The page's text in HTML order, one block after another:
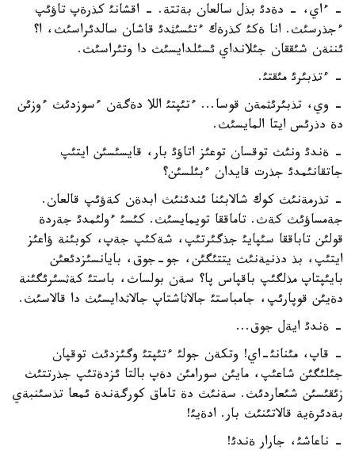
- ءاي، - دةدئ بذل سالعان بةتتة. - اقشانئ كذرةپ تاؤئپ
ءجذرسئث. انا ةكئ كذرةك ءتئسئثدئ قاشان سالدئراسئث، ا؟
ئننةن شئققان جئلانداي ئسئلدايسئث دا وتئراسئث.
- ءتذبئرئ مئقتئ.
- وي، تذبئرئثمةن قوسا... ءتئپتئ اللا دةگةن ءسوزدئث ءوزئن
دة دذرئس ايتا المايسئث.
- ةندئ ونئث توقسان توعئز اتاؤئ بار، قايسئسئن ايتئپ
جاتقانئمدئ جذرت قايدان ءبئلسئن؟
- تذرمةنئث كوك شالابئنا ئندئنئث ابدةن كةؤئپ قالعان.
جةمساؤئث كةث. تاماققا تويمايسئث. كئسئ ءولئمدئ جةردة
قولئن تاباققا سئپايئ جذگئرتئپ، شةكئپ جةپ، كوبئنة ؤاعئز
ايتئپ، بذ دذنيةنئث يتتئگئن، جو-جوق، بايانسئزدئعئن
بايئپتاپ مذلگئپ باقپاس پا؟ سةن بولساث، باستئ كةثسئرئگئنة
دةيئن قوپارئپ، جامباستئ جالاثاشتاپ جالاثدايسئث دا قالاسئث.
- ةندئ ايةل جوق...
- قاپ، مئنانئ-اي! وتكةن جولئ ءتئپتئ وگئزدئث توقپان
جئلئگئن شاعئپ، مايئن سورامئن دةپ بالتا ئزدةتئپ جذرتتئث
زئقئسئن شئعاردئث. سةنئث دة تاماق كورگةندة ئمعا تذسئنبةي
بةدئرةية قالاتئنئث بار. ادةيئ!
- ناعاشئ، جارار ةندئ!